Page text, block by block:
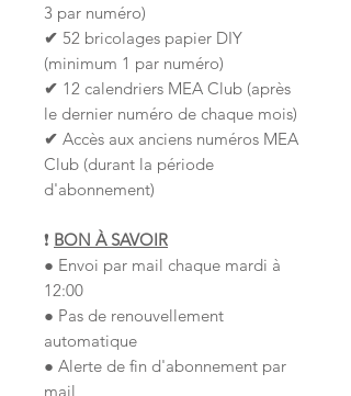
3 par numéro)
✔ 52 bricolages papier DIY
(minimum 1 par numéro)
✔ 12 calendriers MEA Club (après
le dernier numéro de chaque mois)
✔ Accès aux anciens numéros MEA
Club (durant la période
d'abonnement)
❗ BON À SAVOIR
● Envoi par mail chaque mardi à
12:00
● Pas de renouvellement
automatique
● Alerte de fin d'abonnement par
mail